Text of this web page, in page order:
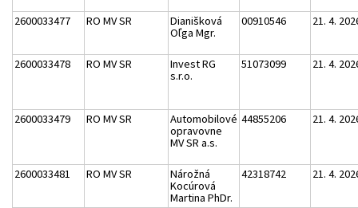
2600033477 RO MV SR
Dianišková
Oľga Mgr.
00910546 21. 4.
2600033478 RO MV SR
Invest RG
s.r.o.
51073099 21. 4.
2600033479 RO MV SR
Automobilové
opravovne
MV SR a.s.
44855206 21. 4.
2600033481 RO MV SR
Nárožná
Kocúrová
Martina PhDr.
42318742 21. 4.